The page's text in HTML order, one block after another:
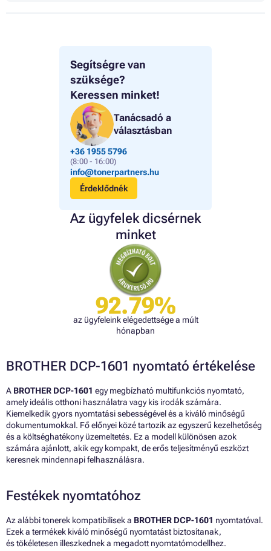
Segítségre van
szüksége?
Keressen minket!
Tanácsadó a
választásban
+36 1955 5796
(8:00 - 16:00)
info@tonerpartners.hu
Érdeklődnék
Az ügyfelek dicsérnek
minket
92.79%
az ügyfeleink elégedettsége a múlt
hónapban
BROTHER DCP-1601 nyomtató értékelése
A BROTHER DCP-1601 egy megbízható multifunkciós nyomtató,
amely ideális otthoni használatra vagy kis irodák számára.
Kiemelkedik gyors nyomtatási sebességével és a kiváló minőségű
dokumentumokkal. Fő előnyei közé tartozik az egyszerű kezelhetőség
és a költséghatékony üzemeltetés. Ez a modell különösen azok
számára ajánlott, akik egy kompakt, de erős teljesítményű eszközt
keresnek mindennapi felhasználásra.
Festékek nyomtatóhoz
Az alábbi tonerek kompatibilisek a BROTHER DCP-1601 nyomtatóval.
Ezek a termékek kiváló minőségű nyomtatást biztosítanak,
és tökéletesen illeszkednek a megadott nyomtatómodellhez.